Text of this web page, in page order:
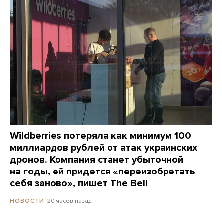
Wildberries потеряла как минимум 100
миллиардов рублей от атак украинских
дронов. Компания станет убыточной
на годы, ей придется «переизобретать
себя заново», пишет The Bell
НОВОСТИ 20 часов назад